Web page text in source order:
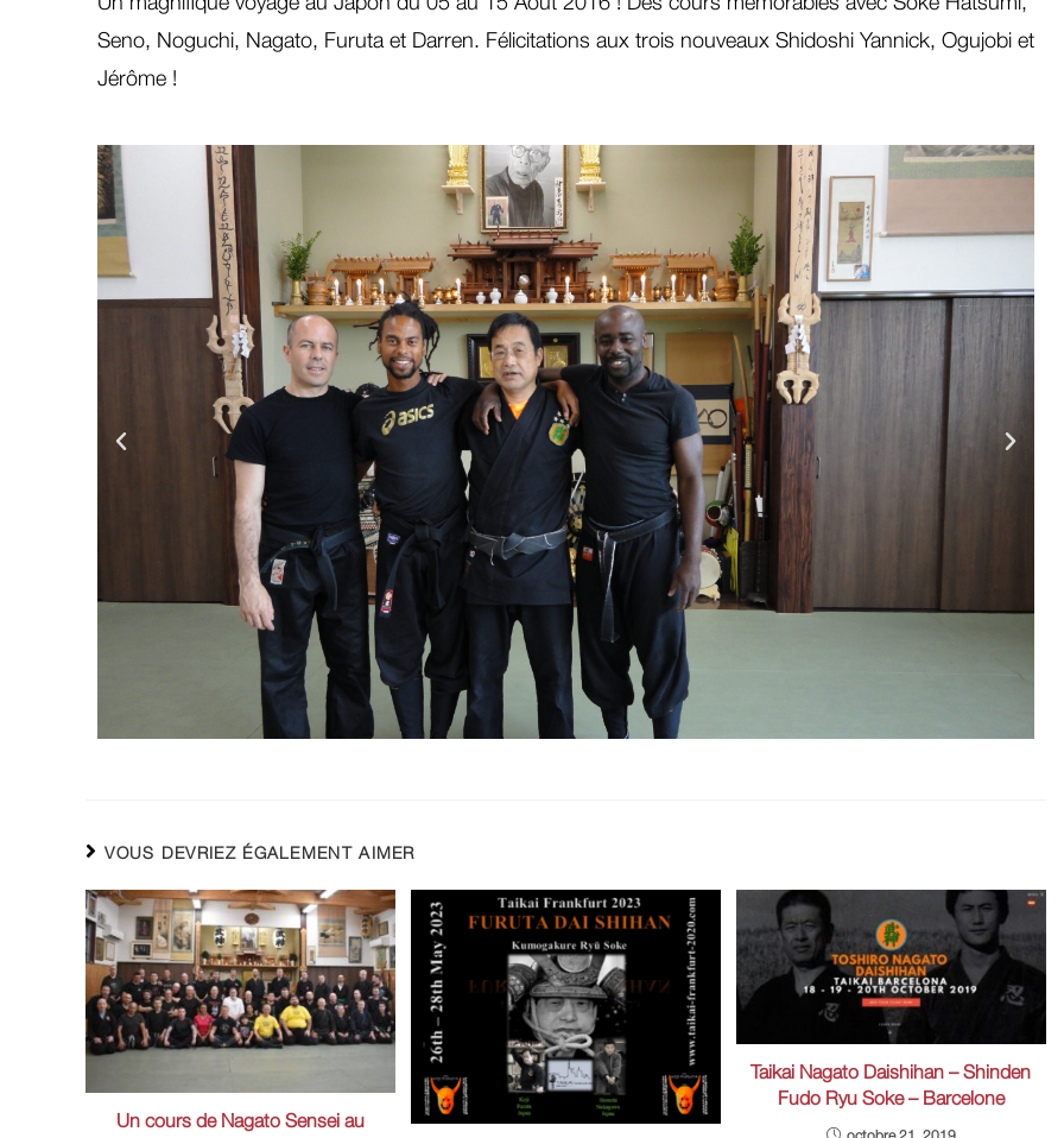
Seno, Noguchi, Nagato, Furuta et Darren. Félicitations aux trois nouveaux Shidoshi Yannick, Ogujobi et
Jérôme !
VOUS DEVRIEZ ÉGALEMENT AIMER
Un cours de Nagato Sensei au
Taikai Nagato Daishihan – Shinden
Fudo Ryu Soke – Barcelone